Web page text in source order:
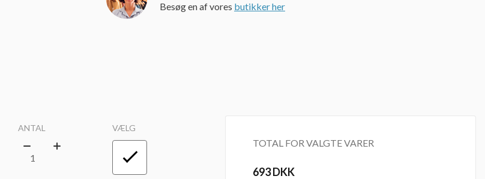
Besøg en af vores butikker her
ANTAL VÆLG
TOTAL FOR VALGTE VARER
693DKK